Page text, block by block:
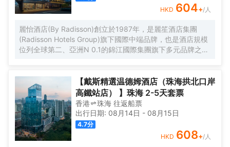
HKD 604+/人
麗怡酒店(By Radisson)創立於1987年，是麗笙酒店集團
(Radisson Hotels Group)旗下國際中端品牌，也是酒店規模
位列全球第二、亞洲N 0.1的錦江國際集團旗下多元品牌之
店地處珠海市繁華地帶，毗鄰情侶路，日月貝，珠海市政府
等商圈，距離珠海站，明珠站打車約20分鐘，周邊永旺超
市，揚名廣場，購物中心，美食購物，一應俱全， 麗怡酒店
提供乾淨的住宿環境和舒適温馨多種房型，滿足您的不同需
求，大堂設置了歡迎角、休閒區，店內WIFI公共區域全覆蓋
且配套設施齊全，設有餐廳、洗衣房及健身房(24小時服務)
等，是您商務、旅遊、會展、休閒的理想選擇WELCOME
【戴斯精選温德姆酒店（珠海拱北口岸
高鐵站店） 】珠海 2-5天套票
香港 珠海 往返船票
出行日期: 08月14日 - 08月15日
4.7分
HKD 608+/人